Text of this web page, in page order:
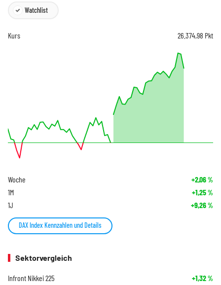
Watchlist
Kurs 26.374,98 Pkt
Woche +2,06%
1M +1,25%
1J +9,26%
DAX Index Kennzahlen und Details
Sektorvergleich
Infront Nikkei 225 +1,32%